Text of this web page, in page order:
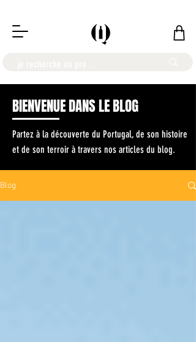
BIENVENUE DANS LE BLOG
Partez à la découverte du Portugal, de son histoire
et de son terroir à travers nos articles du blog.
Blog